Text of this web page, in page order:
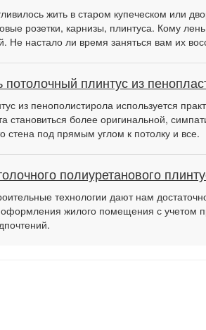
жить в старом купеческом или
розетки, карнизы, плинтуса. Кому
Не настало ли время заняться вам их
потолочный плинтус из
из пенополистирола используется
становиться более оригинальной,
стена под прямым углом к потолку и все.
полиуретанового
технологии дают нам
оформления жилого помещения с учетом